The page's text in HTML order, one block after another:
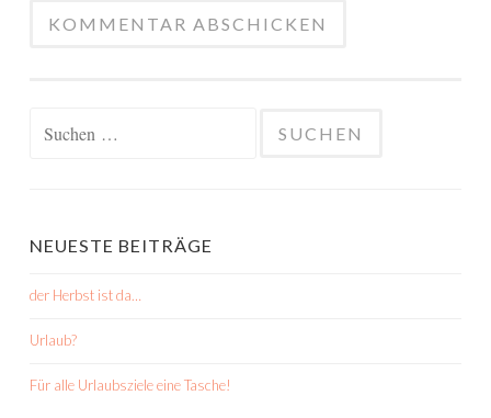
NEUESTE BEITRÄGE
der Herbst ist da…
Urlaub?
Für alle Urlaubsziele eine Tasche!